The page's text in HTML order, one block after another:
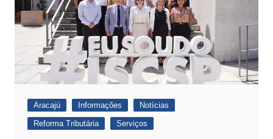
Aracajú Informações
Notícias
Reforma Tributária
Serviços